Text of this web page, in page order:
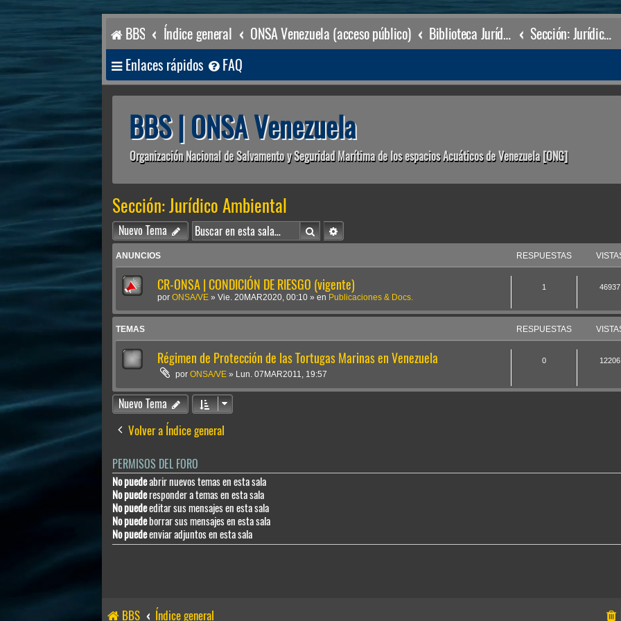
BBS Índice general ONSA Venezuela (acceso público) Biblioteca Jurídica • Dr. Francisco Villarroel • Sección: Jurídico Ambiental
Enlaces rápidos FAQ
BBS | ONSA Venezuela
Organización Nacional de Salvamento y Seguridad Marítima de los espacios Acuáticos de Venezuela [ONG]
Sección: Jurídico Ambiental
Nuevo Tema BuscarBúsqueda avanzada
ANUNCIOS RESPUESTAS
CR-ONSA | CONDICIÓN DE RIESGO (vigente)
por ONSA/VE » Vie. 20MAR2020, 00:10 » en Publicaciones & Docs.
1 46937
TEMAS RESPUESTAS
Régimen de Protección de las Tortugas Marinas en Venezuela
porONSA/VE » Lun. 07MAR2011, 19:57
0 12206
Nuevo Tema
Volver a Índice general
PERMISOS DEL FORO
No puedeabrir nuevos temas en esta sala
No puederesponder a temas en esta sala
No puedeeditar sus mensajes en esta sala
No puedeborrar sus mensajes en esta sala
No puedeenviar adjuntos en esta sala
BBS Índice general